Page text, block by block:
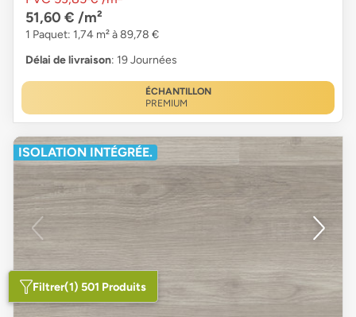
51,60 € /m²
1 Paquet: 1,74 m² à 89,78 €
Délai de livraison: 19 Journées
ÉCHANTILLON
PREMIUM
ISOLATION INTÉGRÉE.
Filtrer(1) 501 Produits